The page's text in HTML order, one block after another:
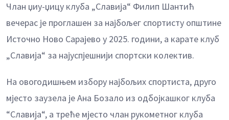
Члан џиу-џицу клуба „Славија“ Филип Шантић
вечерас је проглашен за најбољег спортисту општине
Источно Ново Сарајево у 2025. години, а карате клуб
„Славија“ за најуспјешнији спортски колектив.
На овогодишњем избору најбољих спортиста, друго
мјесто заузела је Ана Бозало из одбојкашког клуба
“Славија“, а треће мјесто члан рукометног клуба